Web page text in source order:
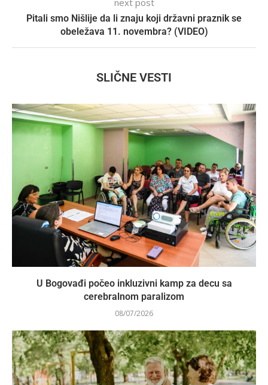
next post
Pitali smo Nišlije da li znaju koji državni praznik se
obeležava 11. novembra? (VIDEO)
SLIČNE VESTI
U Bogovađi počeo inkluzivni kamp za decu sa
cerebralnom paralizom
08/07/2026